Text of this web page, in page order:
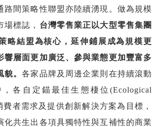
路間策略性聯盟亦陸續湧現。做為規模
標誌， 台灣零售業正以大型零售集團
略結盟為核心，延伸鋪展成為規模更
響層面更加廣泛、參與業態更加豐富多
貌。各家品牌及周邊企業則在持續滾動
各自定錨最佳生態棲位(Ecological
者需求及提供創新解決方案為目標，
化共生出各項具獨特性與互補性的商業